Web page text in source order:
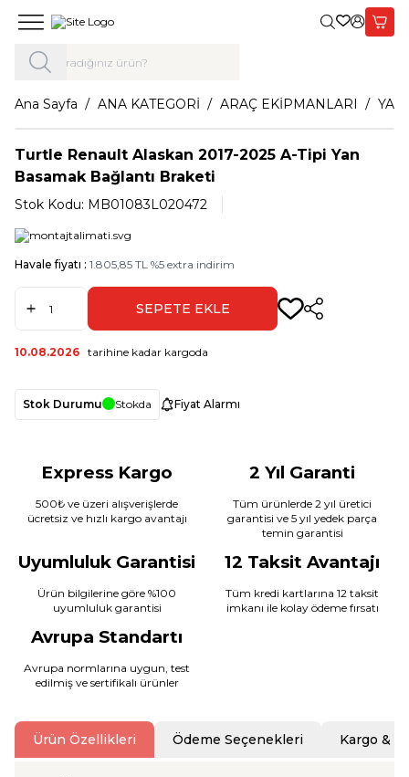
Giriş Yap,
Ana Sayfa ANA KATEGORİ ARAÇ EKİPMANLARI
Turtle Renault Alaskan 2017-2025 A-Tipi Yan
Basamak Bağlantı Braketi
Stok Kodu: MB01083L020472
Havale fiyatı : 1.805,85 TL %5 extra indirim
SEPETE EKLE Paylaş
10.08.2026 tarihine kadar kargoda
Stok Durumu Stokda Fiyat Alarmı
Express Kargo
500₺ ve üzeri alışverişlerde
ücretsiz ve hızlı kargo avantajı
2 Yıl Garanti
Tüm ürünlerde 2 yıl üretici
garantisi ve 5 yıl yedek parça
temin garantisi
Uyumluluk Garantisi
Ürün bilgilerine göre %100
uyumluluk garantisi
12 Taksit Avantajı
Tüm kredi kartlarına 12 taksit
imkanı ile kolay ödeme fırsatı
Avrupa Standartı
Avrupa normlarına uygun, test
edilmiş ve sertifikalı ürünler
Ürün Özellikleri Ödeme Seçenekleri Kargo &